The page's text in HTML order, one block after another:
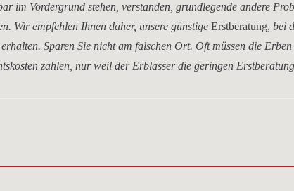
im Vordergrund stehen, verstanden, grundlegende andere
Wir empfehlen Ihnen daher, unsere günstige Erstberatung, bei
Sparen Sie nicht am falschen Ort. Oft müssen die
zahlen, nur weil der Erblasser die geringen